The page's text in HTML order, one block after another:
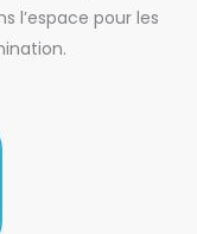
l’espace pour les